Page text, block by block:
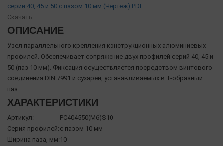
серии 40, 45 и 50 с пазом 10 мм (Чертеж).PDF
Скачать
ОПИСАНИЕ
Узел параллельного крепления конструкционных алюминиевых
профилей. Обеспечивает сопряжение двух профилей серий 40, 45 и
50 (паз 10 мм). Фиксация осуществляется посредством винтового
соединения DIN 7991 и сухарей, устанавливаемых в Т-образный
паз.
ХАРАКТЕРИСТИКИ
Артикул:
PC404550(М6)S10
Серия профилей: с пазом 10 мм
Ширина паза, мм:10